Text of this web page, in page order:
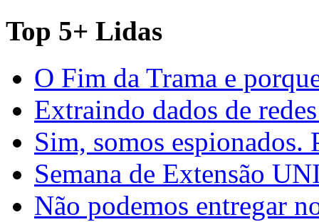
Top 5+ Lidas
O Fim da Trama e
Extraindo dados de
Sim, somos espionados.
Semana de Extensão
Não podemos entregar